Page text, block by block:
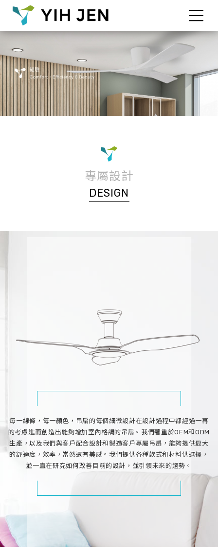
專屬設計
DESIGN
每一線條，每一顏色，吊扇的每個細微設計在設計過程中都經過一再
的考慮進而創造出能夠增加室內格調的吊扇。我們著重於OEM和ODM
生產，以及我們與客戶配合設計和製造客戶專屬吊扇，能夠提供最大
的舒適度，效率，當然還有美感。我們提供各種款式和材料供選擇，
並一直在研究如何改善目前的設計，並引領未來的趨勢。